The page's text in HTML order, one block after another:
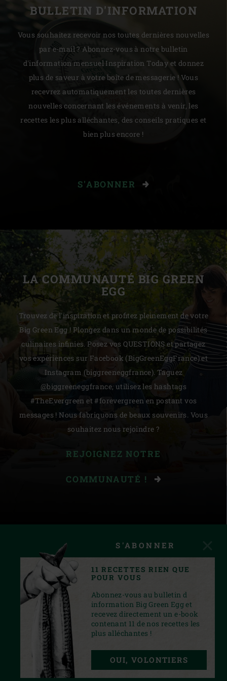
BULLETIN D'INFORMATION
Vous souhaitez recevoir nos toutes dernières nouvelles
par e-mail ? Abonnez-vous à notre bulletin
d'information mensuel Inspiration Today et donnez
plus de saveur à votre boîte de messagerie ! Vous
recevrez automatiquement les toutes dernières
nouvelles concernant les événements à venir, les
recettes les plus alléchantes, des conseils pratiques et
bien plus encore !
S'ABONNER
LA COMMUNAUTÉ BIG GREEN
EGG
Trouvez de l'inspiration et profitez pleinement de votre
Big Green Egg ! Plongez dans un monde de possibilités
culinaires infinies. Posez vos QUESTIONS et partagez
vos expériences sur Facebook (BigGreenEggFrance) et
Instagram (biggreeneggfrance). Taguez
@biggreeneggfrance, utilisez les hashtags
#TheEvergreen et #forevergreen en postant vos
messages ! Nous fabriquons de beaux souvenirs. Vous
souhaitez nous rejoindre ?
REJOIGNEZ NOTRE
COMMUNAUTÉ !
PRIVACY STATEMENT
S'ABONNER
11 RECETTES RIEN QUE
POUR VOUS
Abonnez-vous au bulletin d
information Big Green Egg et
recevez directement un e-book
contenant 11 de nos recettes les
plus alléchantes !
OUI, VOLONTIERS